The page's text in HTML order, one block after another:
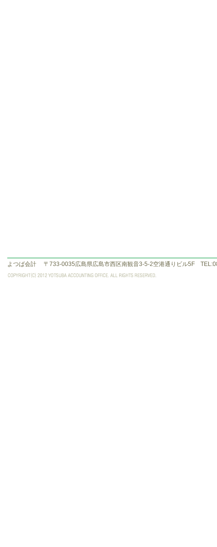
よつば会計 〒733-0035広島県広島市西区南観音3-5-2空港通りビル5F